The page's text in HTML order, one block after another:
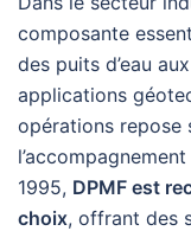
composante
des puits d’eau
applications
opérations repose
1995, DPMF est
choix, offrant des